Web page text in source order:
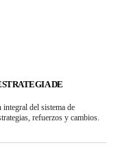
DE
integral del sistema de
refuerzos y cambios.